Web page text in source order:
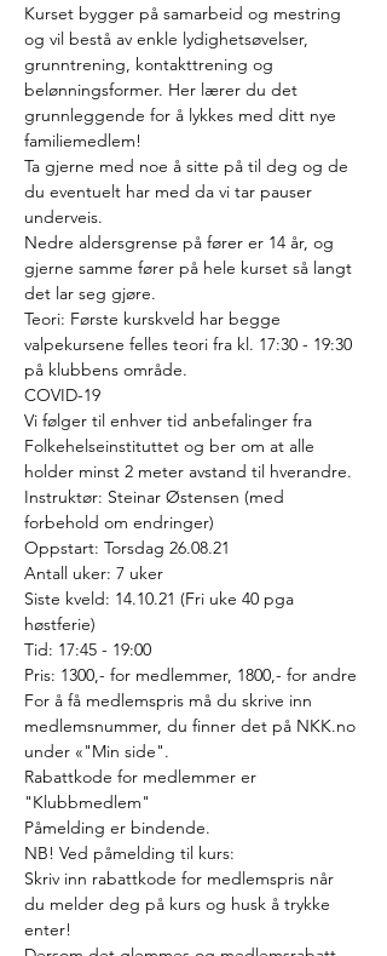
Kurset bygger på samarbeid og mestring
og vil bestå av enkle lydighetsøvelser,
grunntrening, kontakttrening og
belønningsformer. Her lærer du det
grunnleggende for å lykkes med ditt nye
familiemedlem!
Ta gjerne med noe å sitte på til deg og de
du eventuelt har med da vi tar pauser
underveis.
Nedre aldersgrense på fører er 14 år, og
gjerne samme fører på hele kurset så langt
det lar seg gjøre.
Teori: Første kurskveld har begge
valpekursene felles teori fra kl. 17:30 - 19:30
på klubbens område.
COVID-19
Vi følger til enhver tid anbefalinger fra
Folkehelseinstituttet og ber om at alle
holder minst 2 meter avstand til hverandre.
Instruktør: Steinar Østensen (med
forbehold om endringer)
Oppstart: Torsdag 26.08.21
Antall uker: 7 uker
Siste kveld: 14.10.21 (Fri uke 40 pga
høstferie)
Tid: 17:45 - 19:00
Pris: 1300,- for medlemmer, 1800,- for andre
For å få medlemspris må du skrive inn
medlemsnummer, du finner det på NKK.no
under «"Min side".
Rabattkode for medlemmer er
"Klubbmedlem"
Påmelding er bindende.
NB! Ved påmelding til kurs:
Skriv inn rabattkode for medlemspris når
du melder deg på kurs og husk å trykke
enter!